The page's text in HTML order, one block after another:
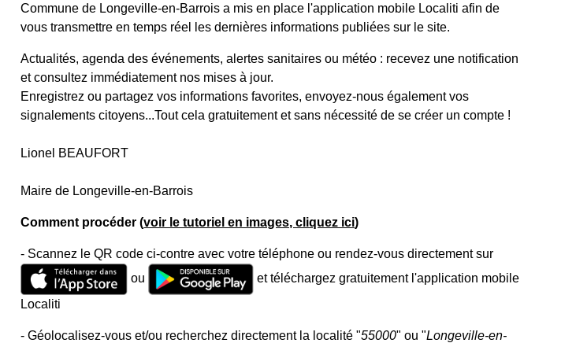
Commune de Longeville-en-Barrois a mis en place l'application mobile Localiti afin de
vous transmettre en temps réel les dernières informations publiées sur le site.
Actualités, agenda des événements, alertes sanitaires ou météo : recevez une notification
et consultez immédiatement nos mises à jour.
Enregistrez ou partagez vos informations favorites, envoyez-nous également vos
signalements citoyens...Tout cela gratuitement et sans nécessité de se créer un compte !
Lionel BEAUFORT
Maire de Longeville-en-Barrois
Comment procéder (voir le tutoriel en images, cliquez ici)
- Scannez le QR code ci-contre avec votre téléphone ou rendez-vous directement sur
ou
et téléchargez gratuitement l'application mobile
Localiti
- Géolocalisez-vous et/ou recherchez directement la localité "55000" ou "Longeville-en-